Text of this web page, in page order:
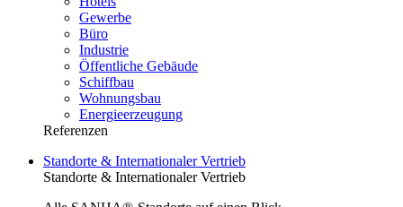
Gewerbe
Büro
Industrie
Öffentliche Gebäude
Schiffbau
Wohnungsbau
Energieerzeugung
Referenzen
Standorte & Internationaler Vertrieb
Standorte & Internationaler Vertrieb